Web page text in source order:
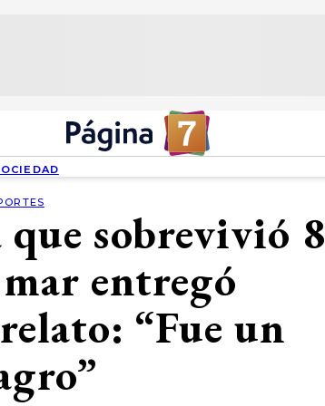
sobrevivió 8
entregó
“Fue un